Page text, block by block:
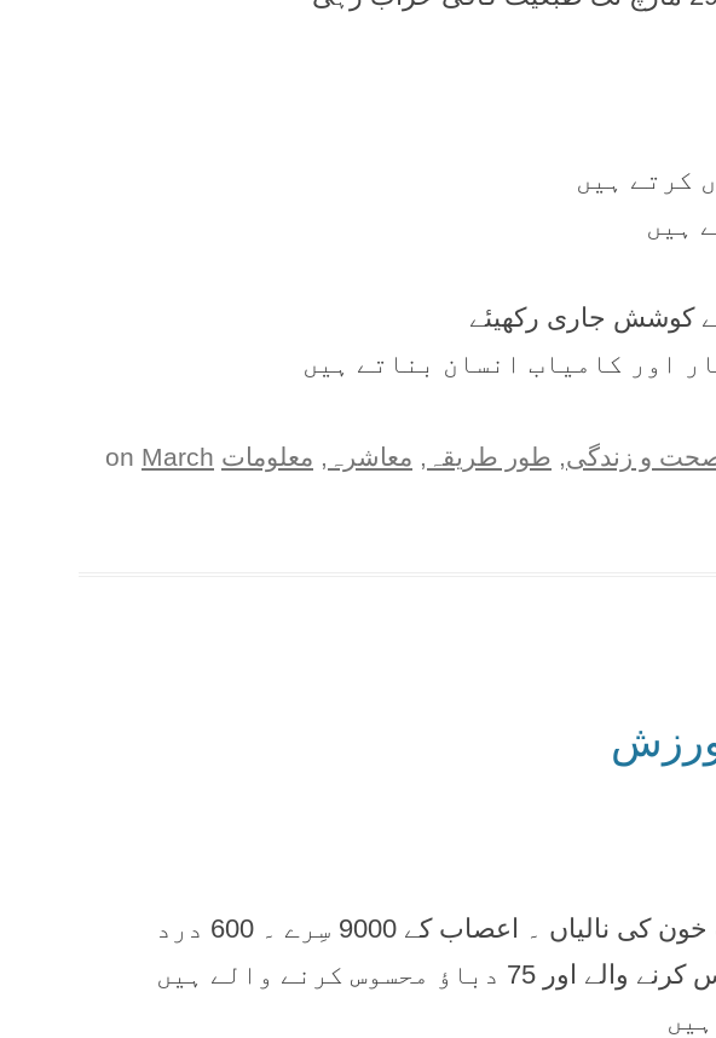
کرتے ہیں
ہیں
کوشش جاری رکھیئے
اور کامیاب انسان بناتے ہیں
و زندگی, طور طريقہ , معاشرہ , معلومات March
ہمارے ہاتھ کے ایک مربع اِنچ میں 9 فٹ خون کی نالیاں ۔ اعصاب کے 9000 سِرے ۔ 600 درد